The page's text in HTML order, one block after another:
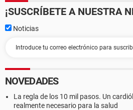
¡SUSCRÍBETE A NUESTRA
Noticias
NOVEDADES
La regla de los 10 mil pasos. Un
realmente necesario para la salud